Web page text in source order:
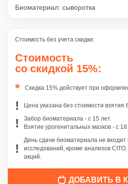
Стоимость без учета скидки:
Стоимость
со скидкой 15%:
Скидка 15% действует при
Цена указана без стоимости взятия
Забор биоматериала - c 15 лет.
Взятие урогенитальных мазков - с 18
День сдачи биоматериала не входит
исследований, кроме анализов
акций.
ДОБАВИТЬ В
Биоматериал: сыворотка